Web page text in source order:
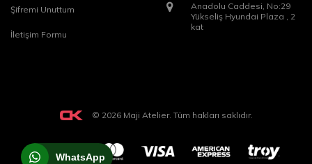
Şifremi Unuttum
İletişim Formu
Anadolu Caddesi, No:29
Yükseliş Hyundai Plaza , 2
kat
© 2026 Maji Atelier. Tüm hakları saklıdır.
WhatsApp